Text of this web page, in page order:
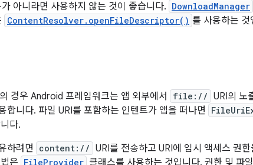
아니라면 사용하지 않는 것이 좋습니다. DownloadManager
ContentResolver.openFileDescriptor() 를 사용하는 것
경우 Android 프레임워크는 앱 외부에서 file:// URI의 노
합니다. 파일 URI를 포함하는 인텐트가 앱을 떠나면
다.
하려면
content:// URI를 전송하고 URI에 임시 액세스 권
FileProvider